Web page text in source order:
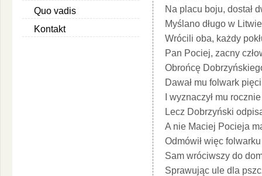
Quo vadis
Kontakt
Na placu boju, dostał
Myślano długo w
Wrócili oba, każdy
Pan Pociej, zacny
Obrońcę
Dawał mu folwark
I wyznaczył mu
Lecz Dobrzyński
A nie Maciej Pocieja
Odmówił więc folwarku
Sam wróciwszy do
Sprawując ule dla